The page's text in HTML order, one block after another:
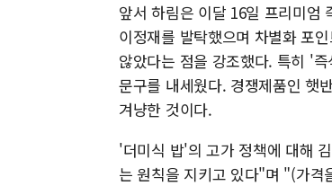
앞서 하림은 이달 16일 프리미엄
이정재를 발탁했으며 차별화 포
않았다는 점을 강조했다. 특히 '
문구를 내세웠다. 경쟁제품인 햇
겨냥한 것이다.
'더미식 밥'의 고가 정책에 대해
는 원칙을 지키고 있다"며 "(가격